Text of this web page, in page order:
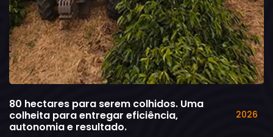
80 hectares para serem colhidos. Uma
colheita para entregar eficiência,
autonomia e resultado.
2026